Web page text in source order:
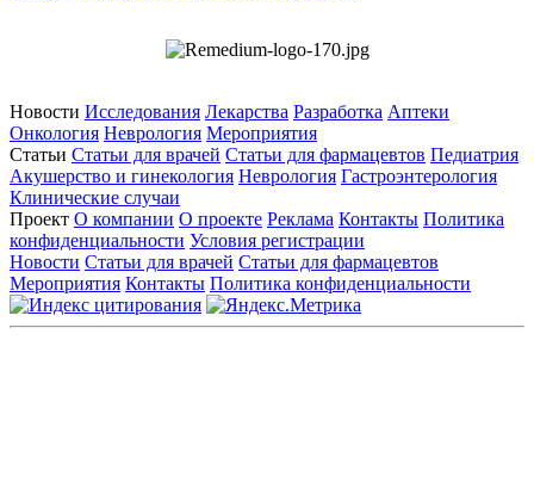
Новости Исследования Лекарства Разработка Аптеки
Онкология Неврология Мероприятия
Статьи Статьи для врачей Статьи для фармацевтов Педиатрия
Акушерство и гинекология Неврология Гастроэнтерология
Клинические случаи
Проект О компании О проекте Реклама Контакты Политика
конфиденциальности Условия регистрации
Новости Статьи для врачей Статьи для фармацевтов
Мероприятия Контакты Политика конфиденциальности